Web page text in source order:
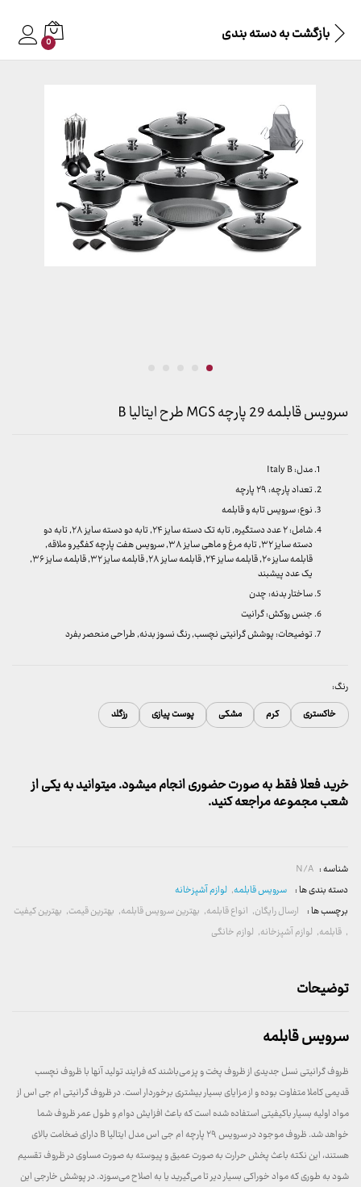
بازگشت بهدسته بندی 0
سرویس قابلمه 29 پارچه MGS طرح ایتالیا B
مدل: Italy B
تعداد پارچه: ۲۹ پارچه
نوع: سرویس تابه و قابلمه
شامل: ۲ عدد دستگیره, تابه تک دسته سایز ۲۴, تابه دو دسته سایز ۲۸, تابه دو
دسته سایز ۳۲, تابه مرغ و ماهی سایز ۳۸, سرویس هفت پارچه کفگیر و ملاقه,
قابلمه سایز ۲۰, قابلمه سایز ۲۴, قابلمه سایز ۲۸, قابلمه سایز ۳۲, قابلمه سایز ۳۶,
یک عدد پیشبند
ساختار بدنه: چدن
جنس روکش: گرانیت
توضیحات: پوشش گرانیتی نچسب, رنگ نسوز بدنه, طراحی منحصر بفرد
رنگ:
خاکستری
کرم مشکی پوست پیازی رزگلد
خرید فعلا فقط به صورت حضوری انجام میشود. میتوانید به یکی از
شعب مجموعه مراجعه کنید.
شناسه : N/A
دسته بندی ها : سرویس قابلمه, لوازم آشپزخانه
برچسب ها : ارسال رایگان, انواع قابلمه, بهترین سرویس قابلمه, بهترین قیمت, بهترین کیفیت
, قابلمه, لوازم آشپزخانه, لوازم خانگی
توضیحات
سرویس قابلمه
ظروف گرانیتی نسل جدیدی از ظروف پخت و پز می‌باشند که فرایند تولید آنها با ظروف نچسب
قدیمی کاملا متفاوت بوده و از مزایای بسیار بیشتری برخوردار است. در ظروف گرانیتی ام جی اس از
مواد اولیه بسیار باکیفیتی استفاده شده است که باعث افزایش دوام و طول عمر ظروف شما
خواهد شد. ظروف موجود در سرویس ۲۹ پارچه ام جی اس مدل ایتالیا B دارای ضخامت بالای
هستند، این نکته باعث پخش حرارت به صورت عمیق و پیوسته به صورت مساوی در ظروف تقسیم
شود به طوری که مواد خوراکی بسیار دیر تا می‌گیرید یا به اصلاح می‌سوزد. در پوشش خارجی این